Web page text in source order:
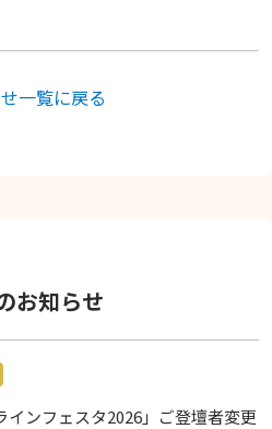
一覧に戻る
お知らせ
インフェスタ2026」ご登壇者変更